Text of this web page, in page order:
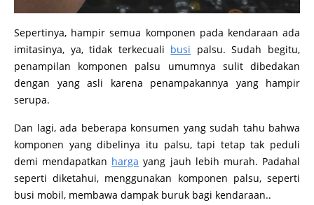
Sepertinya, hampir semua komponen pada kendaraan ada
imitasinya, ya, tidak terkecuali busi palsu. Sudah begitu,
penampilan komponen palsu umumnya sulit dibedakan
dengan yang asli karena penampakannya yang hampir
serupa.
Dan lagi, ada beberapa konsumen yang sudah tahu bahwa
komponen yang dibelinya itu palsu, tapi tetap tak peduli
demi mendapatkan harga yang jauh lebih murah. Padahal
seperti diketahui, menggunakan komponen palsu, seperti
busi mobil, membawa dampak buruk bagi kendaraan..